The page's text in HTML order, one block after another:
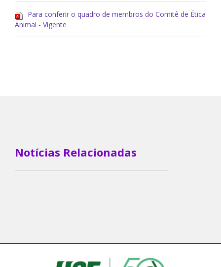
Para conferir o quadro de membros do Comitê de Ética
Animal - Vigente
Notícias Relacionadas